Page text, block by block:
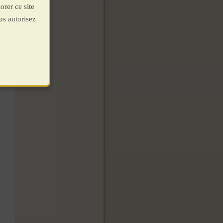
ce site
autorisez